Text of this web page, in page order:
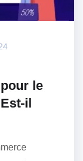
le
il